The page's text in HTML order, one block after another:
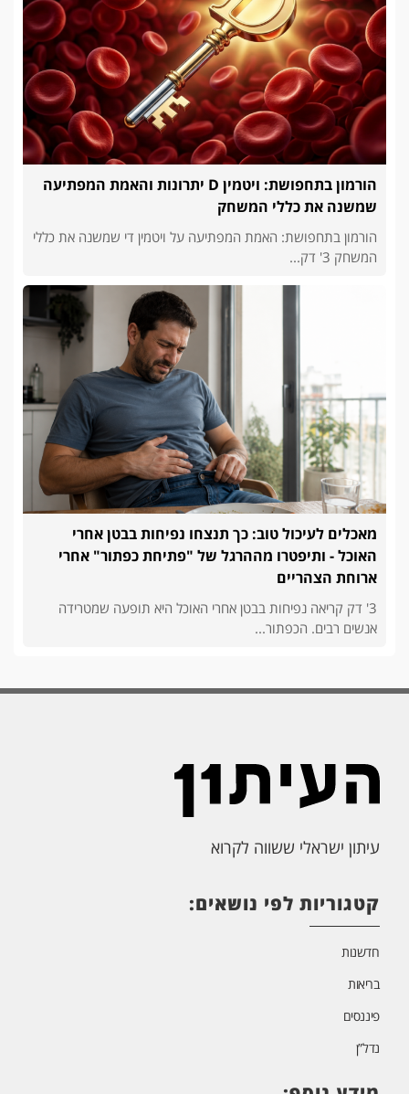
הורמון בתחפושת: ויטמין D יתרונות והאמת המפתיעה
שמשנה את כללי המשחק
הורמון בתחפושת: האמת המפתיעה על ויטמין די שמשנה את כללי
המשחק 3' דק...
מאכלים לעיכול טוב: כך תנצחו נפיחות בבטן אחרי
האוכל - ותיפטרו מההרגל של "פתיחת כפתור" אחרי
ארוחת הצהריים
3' דק קריאה נפיחות בבטן אחרי האוכל היא תופעה שמטרידה
אנשים רבים. הכפתור...
עיתון ישראלי ששווה לקרוא
קטגוריות לפי נושאים:
חדשנות
בריאות
פיננסים
נדל”ן